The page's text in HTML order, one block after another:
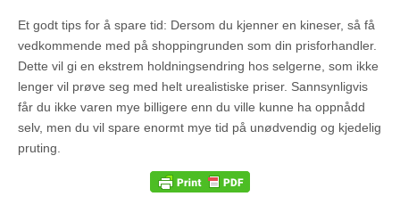
Et godt tips for å spare tid: Dersom du kjenner en kineser, så få
vedkommende med på shoppingrunden som din prisforhandler.
Dette vil gi en ekstrem holdningsendring hos selgerne, som ikke
lenger vil prøve seg med helt urealistiske priser. Sannsynligvis
får du ikke varen mye billigere enn du ville kunne ha oppnådd
selv, men du vil spare enormt mye tid på unødvendig og kjedelig
pruting.